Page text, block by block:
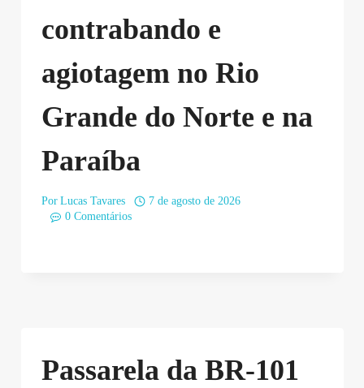
contrabando e
agiotagem no Rio
Grande do Norte e na
Paraíba
Por Lucas Tavares
7 de agosto de 2026
0 Comentários
Passarela da BR-101